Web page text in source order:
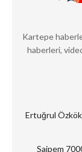
Kartepe
haberleri,
Ertuğrul
Saipem